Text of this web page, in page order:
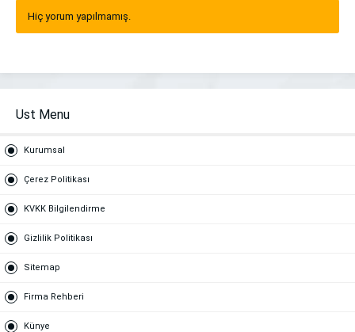
Hiç yorum yapılmamış.
Ust Menu
Kurumsal
Çerez Politikası
KVKK Bilgilendirme
Gizlilik Politikası
Sitemap
Firma Rehberi
Künye